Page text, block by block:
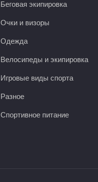
Беговая экипировка
Очки и визоры
Одежда
Велосипеды и экипировка
Игровые виды спорта
Разное
Спортивное питание